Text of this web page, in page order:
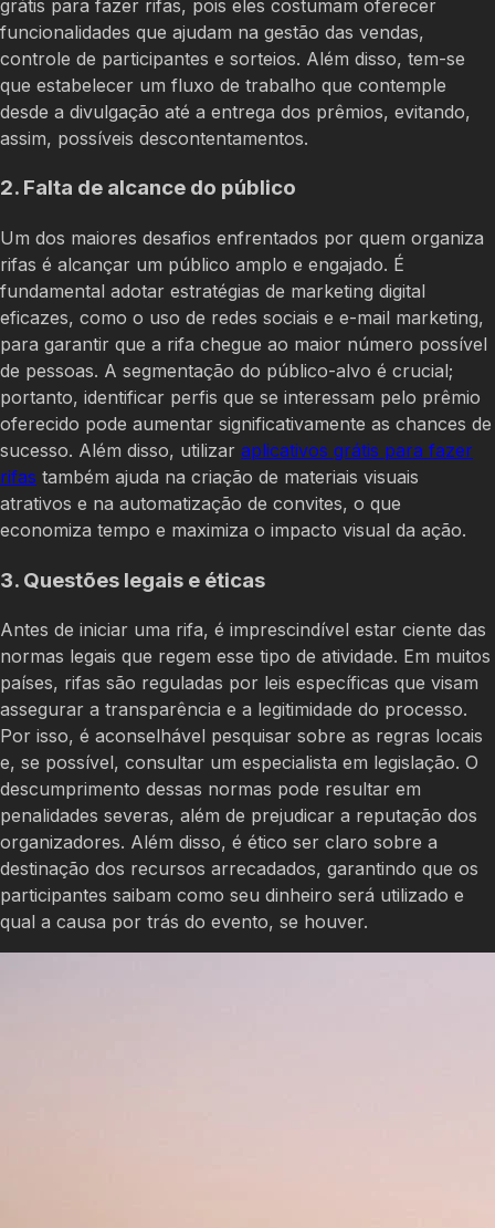
grátis para fazer rifas, pois eles costumam oferecer
funcionalidades que ajudam na gestão das vendas,
controle de participantes e sorteios. Além disso, tem-se
que estabelecer um fluxo de trabalho que contemple
desde a divulgação até a entrega dos prêmios, evitando,
assim, possíveis descontentamentos.
2. Falta de alcance do público
Um dos maiores desafios enfrentados por quem organiza
rifas é alcançar um público amplo e engajado. É
fundamental adotar estratégias de marketing digital
eficazes, como o uso de redes sociais e e-mail marketing,
para garantir que a rifa chegue ao maior número possível
de pessoas. A segmentação do público-alvo é crucial;
portanto, identificar perfis que se interessam pelo prêmio
oferecido pode aumentar significativamente as chances de
sucesso. Além disso, utilizar aplicativos grátis para fazer
rifas também ajuda na criação de materiais visuais
atrativos e na automatização de convites, o que
economiza tempo e maximiza o impacto visual da ação.
3. Questões legais e éticas
Antes de iniciar uma rifa, é imprescindível estar ciente das
normas legais que regem esse tipo de atividade. Em muitos
países, rifas são reguladas por leis específicas que visam
assegurar a transparência e a legitimidade do processo.
Por isso, é aconselhável pesquisar sobre as regras locais
e, se possível, consultar um especialista em legislação. O
descumprimento dessas normas pode resultar em
penalidades severas, além de prejudicar a reputação dos
organizadores. Além disso, é ético ser claro sobre a
destinação dos recursos arrecadados, garantindo que os
participantes saibam como seu dinheiro será utilizado e
qual a causa por trás do evento, se houver.